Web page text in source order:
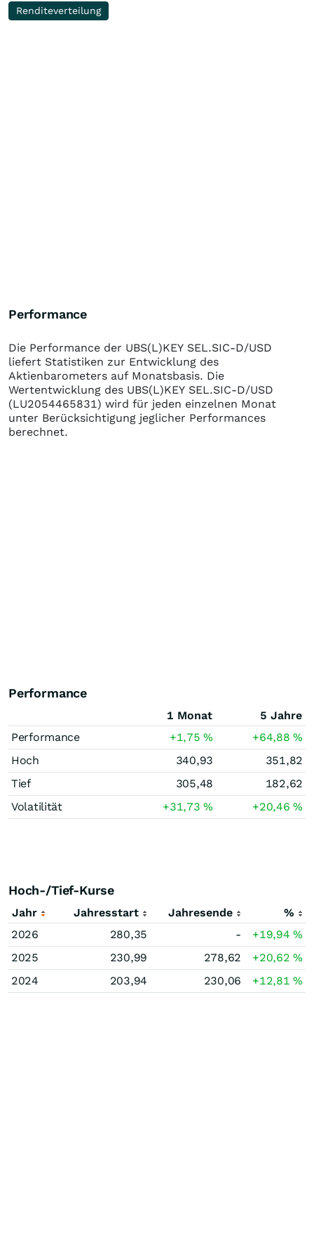
Renditeverteilung
Performance
Die Performance der UBS(L)KEY SEL.SIC-D/USD
liefert Statistiken zur Entwicklung des
Aktienbarometers auf Monatsbasis. Die
Wertentwicklung des UBS(L)KEY SEL.SIC-D/USD
(LU2054465831) wird für jeden einzelnen Monat
unter Berücksichtigung jeglicher Performances
berechnet.
Performance
1 Monat
5 Jahre
Performance
+1,75% +64,88%
Hoch
340,93
351,82
Tief
305,48
182,62
Volatilität
+31,73% +20,46%
Hoch-/Tief-Kurse
Jahr Jahresstart Jahresende
%
2026
280,35 - +19,94%
2025
230,99 278,62 +20,62%
2024
203,94 230,06 +12,81%